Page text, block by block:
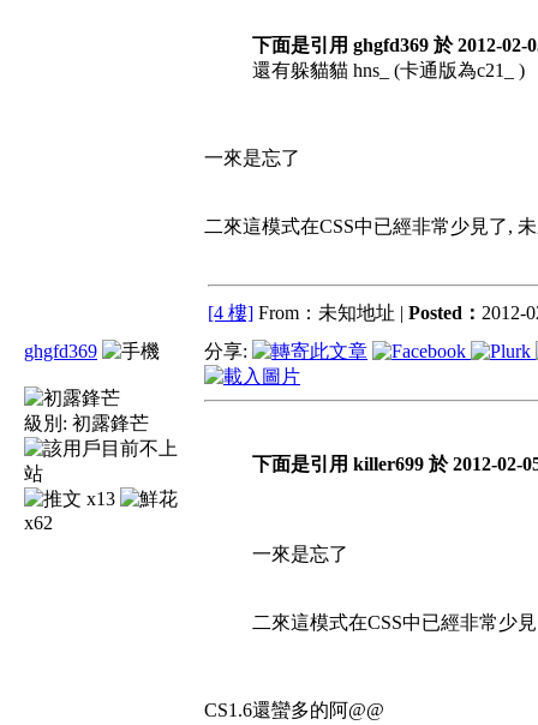
下面是引用 ghgfd369 於 2012-02-
還有躲貓貓 hns_ (卡通版為c21_ )
一來是忘了
二來這模式在CSS中已經非常少見了,
[4 樓] From：未知地址 | Posted： 2012-
ghgfd369
級別: 初露鋒芒
x13
x62
分享:
下面是引用 killer699 於 2012-02-
一來是忘了
二來這模式在CSS中已經非常少
CS1.6還蠻多的阿@@